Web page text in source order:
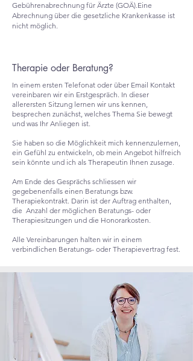
Gebührenabrechnung für Ärzte (GOÄ).Eine
Abrechnung über die gesetzliche Krankenkasse ist
nicht möglich.
Therapie oder Beratung?
In einem ersten Telefonat oder über Email Kontakt
vereinbaren wir ein Erstgespräch. In dieser
allerersten Sitzung lernen wir uns kennen,
besprechen zunächst, welches Thema Sie bewegt
und was Ihr Anliegen ist.
Sie haben so die Möglichkeit mich kennenzulernen,
ein Gefühl zu entwickeln, ob mein Angebot hilfreich
sein könnte und ich als Therapeutin Ihnen zusage.
Am Ende des Gesprächs schliessen wir
gegebenenfalls einen Beratungs bzw.
Therapiekontrakt. Darin ist der Auftrag enthalten,
die Anzahl der möglichen Beratungs- oder
Therapiesitzungen und die Honorarkosten.
Alle Vereinbarungen halten wir in einem
verbindlichen Beratungs- oder Therapievertrag fest.